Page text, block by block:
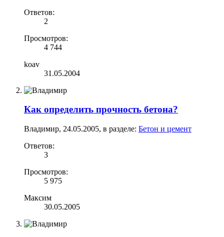
Ответов:
2
Просмотров:
4 744
koav
31.05.2004
Как определить прочность бетона?
Владимир, 24.05.2005, в разделе: Бетон и цемент
Ответов:
3
Просмотров:
5 975
Максим
30.05.2005